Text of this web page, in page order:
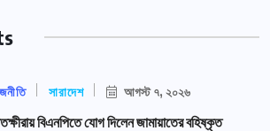
সারাদেশ আগস্ট ৭, ২০২৬
বিএনপিতে যোগ দিলেন জামায়াতের বহিষ্কৃত